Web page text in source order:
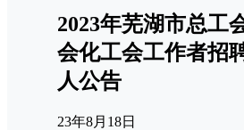
2023年芜湖市总工
会化工会工作者招
人公告
23年8月18日